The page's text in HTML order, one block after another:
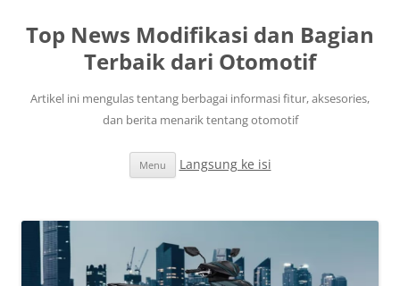
Top News Modifikasi dan Bagian
Terbaik dari Otomotif
Artikel ini mengulas tentang berbagai informasi fitur, aksesories,
dan berita menarik tentang otomotif
Menu Langsung ke isi